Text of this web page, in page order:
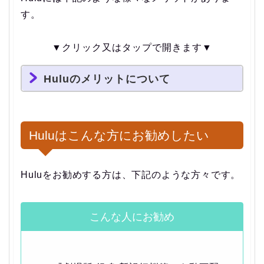
す。
▼クリック又はタップで開きます▼
Huluのメリットについて
Huluはこんな方にお勧めしたい
Huluをお勧めする方は、下記のような方々です。
こんな人にお勧め